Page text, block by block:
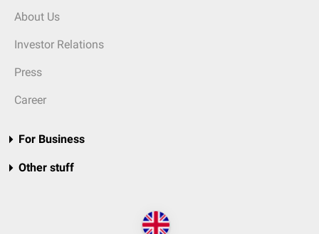
About Us
Investor Relations
Press
Career
For Business
Other stuff